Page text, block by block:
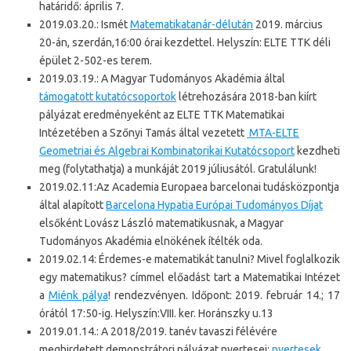
határidő: április 7.
2019.03.20.: IsmétMatematikatanár-délután 2019. március
20-án, szerdán,16:00 órai kezdettel. Helyszín: ELTE TTK déli
épület 2-502-es terem.
2019.03.19.: A Magyar Tudományos Akadémia által
támogatott kutatócsoportok létrehozására 2018-ban kiírt
pályázat eredményeként az ELTE TTK Matematikai
Intézetében a Szőnyi Tamás által vezetett MTA-ELTE
Geometriai és Algebrai Kombinatorikai Kutatócsoport kezdheti
meg (folytathatja) a munkáját 2019 júliusától. Gratulálunk!
2019.02.11:Az Academia Europaea barcelonai tudásközpontja
által alapítottBarcelona Hypatia Európai Tudományos Díjat
elsőként Lovász László matematikusnak, a Magyar
Tudományos Akadémia elnökének ítélték oda.
2019.02.14: Érdemes-e matematikát tanulni? Mivel foglalkozik
egy matematikus? címmel előadást tart a Matematikai Intézet
a Miénk pálya! rendezvényen. Időpont: 2019. február 14.; 17
órától 17:50-ig. Helyszín:VIII. ker. Horánszky u.13
2019.01.14.: A 2018/2019. tanév tavaszi félévére